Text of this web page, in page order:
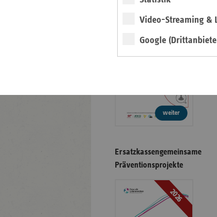
Video-Streaming &
Google2026
weiter
Ersatzkassengemeinsame
Präventionsprojekte
2026